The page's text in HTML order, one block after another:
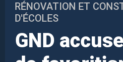
RÉNOVATION ET
D'ÉCOLES
GND